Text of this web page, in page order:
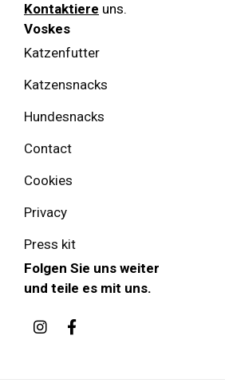
Kontaktiere uns.
Voskes
Katzenfutter
Katzensnacks
Hundesnacks
Contact
Cookies
Privacy
Press kit
Folgen Sie uns weiter
und teile es mit uns.